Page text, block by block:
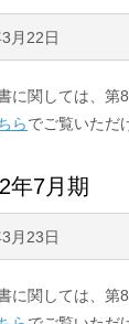
月22日
に関しては、第
らでご覧いただ
年7月期
月23日
に関しては、第